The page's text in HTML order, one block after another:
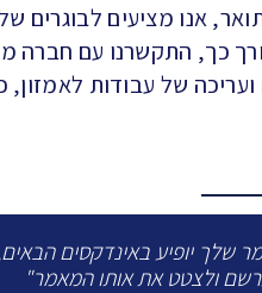
אנו מציעים לבוגרים
כך, התקשרנו עם חברה
של עבודות לאמזון,
יופיע באינדקסים
ולצטט את אותו המאמר"